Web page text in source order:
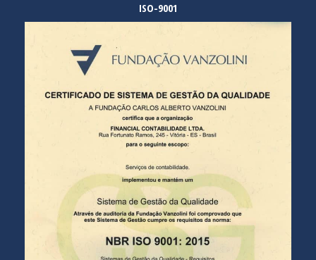
ISO-9001